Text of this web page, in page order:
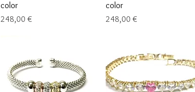
color
Precio
248,00 €
color
Precio
248,00 €